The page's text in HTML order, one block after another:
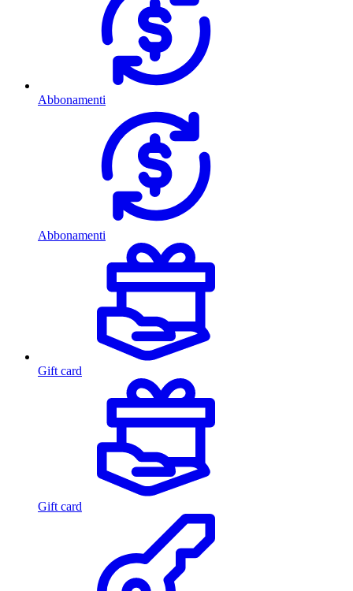
Abbonamenti
Abbonamenti
Gift card
Gift card